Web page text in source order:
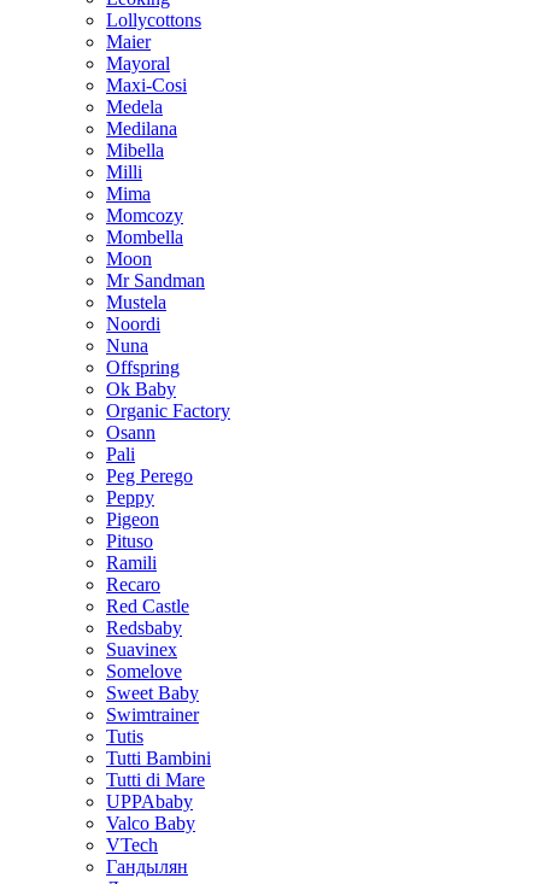
Lollycottons
Maier
Mayoral
Maxi-Cosi
Medela
Medilana
Mibella
Milli
Mima
Momcozy
Mombella
Moon
Mr Sandman
Mustela
Noordi
Nuna
Offspring
Ok Baby
Organic Factory
Osann
Pali
Peg Perego
Peppy
Pigeon
Pituso
Ramili
Recaro
Red Castle
Redsbaby
Suavinex
Somelove
Sweet Baby
Swimtrainer
Tutis
Tutti Bambini
Tutti di Mare
UPPAbaby
Valco Baby
VTech
Гандылян